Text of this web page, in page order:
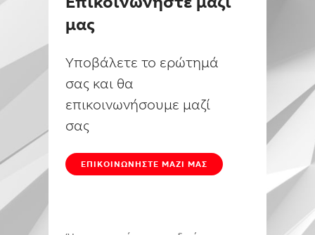
μας
Υποβάλετε το ερώτημά
σας και θα
επικοινωνήσουμε μαζί
σας
ΕΠΙΚΟΙΝΩΝΉΣΤΕ ΜΑΖΊ ΜΑΣ